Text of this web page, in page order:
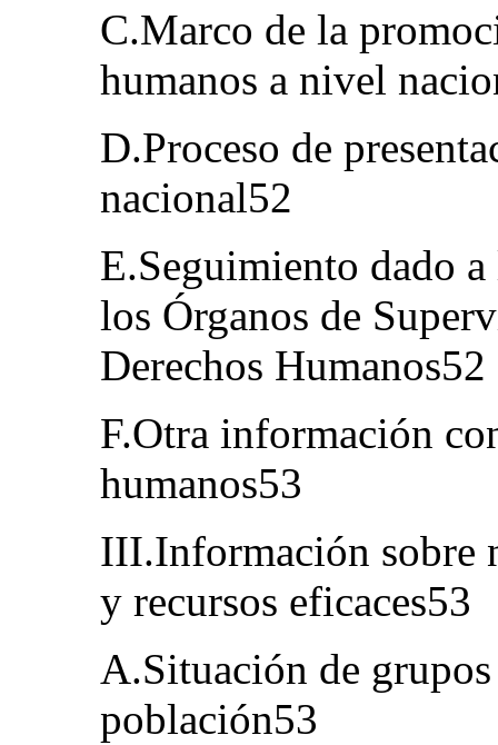
C.Marco de la
humanos a nivel
D.Proceso de
nacional52
E.Seguimiento dado
los Órganos de
Derechos Humanos52
F.Otra información
humanos53
III.Información sobre
y recursos eficaces53
A.Situación de
población53